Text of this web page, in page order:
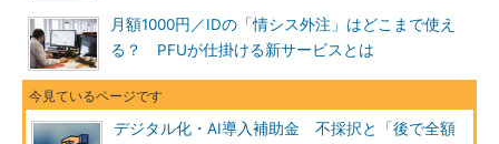
月額1000円／IDの「情シス外注」はどこまで使え
る？ PFUが仕掛ける新サービスとは
デジタル化・AI導入補助金 不採択と「後で全額